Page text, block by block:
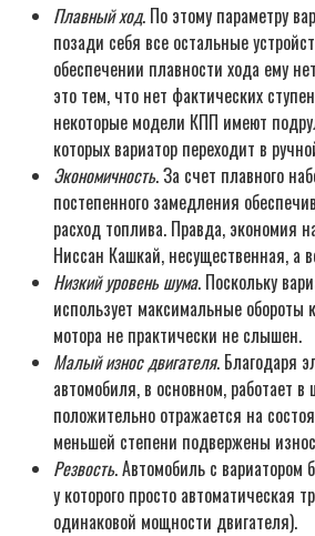
Плавный ход. По этому параметру
позади себя все остальные
обеспечении плавности хода ему
это тем, что нет фактических
некоторые модели КПП имеют
которых вариатор переходит в
Экономичность. За счет плавного
постепенного замедления
расход топлива. Правда, экономия
Ниссан Кашкай, несущественная, а
Низкий уровень шума. Поскольку
использует максимальные обороты
мотора не практически не слышен.
Малый износ двигателя. Благодаря
автомобиля, в основном, работает
положительно отражается на
меньшей степени подвержены
Резвость. Автомобиль с вариатором
у которого просто автоматическая
одинаковой мощности двигателя).